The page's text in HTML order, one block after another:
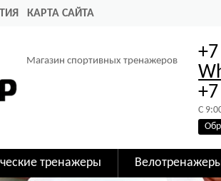
КАРТА САЙТА
Магазин спортивных тренажеров
C
тренажеры